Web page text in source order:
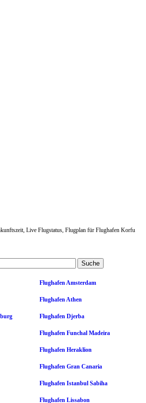
Live Flugstatus, Flugplan für Flughafen Korfu
Flughafen Amsterdam
Flughafen Athen
Flughafen Djerba
Flughafen Funchal Madeira
Flughafen Heraklion
Flughafen Gran Canaria
Flughafen Istanbul Sabiha
Flughafen Lissabon